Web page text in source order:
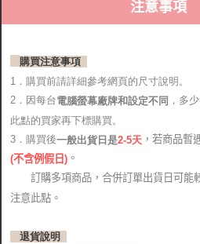
注意事項
購買注意事項
1．購買前請詳細參考網頁的尺寸說明。
2．因每台電腦螢幕廠牌和設定不同 ，多
此點的買家再下標購買。
3．購買後一般出貨日是2-5天 ，若商品暫
(不含例假日) 。
訂購多項商品，合併訂單出貨日可能
注意此點。
退貨說明